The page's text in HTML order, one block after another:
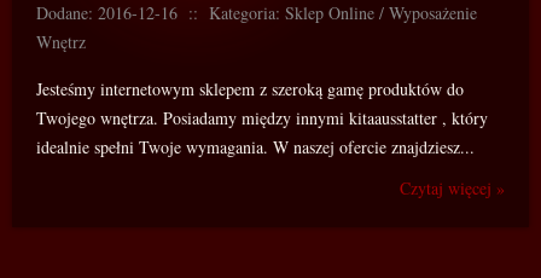
Dodane: 2016-12-16 :: Kategoria: Sklep Online / Wyposażenie
Wnętrz
Jesteśmy internetowym sklepem z szeroką gamę produktów do
Twojego wnętrza. Posiadamy między innymi kitaausstatter , który
idealnie spełni Twoje wymagania. W naszej ofercie znajdziesz...
Czytaj więcej »